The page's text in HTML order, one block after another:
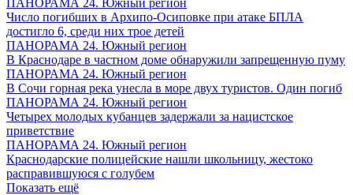
Число погибших в Архипо-Осиповке при атаке БПЛА
достигло 6, среди них трое детей
ПАНОРАМА 24. Южный регион
В Краснодаре в частном доме обнаружили запрещенную пуму
ПАНОРАМА 24. Южный регион
В Сочи горная река унесла в море двух туристов. Один погиб
ПАНОРАМА 24. Южный регион
Четырех молодых кубанцев задержали за нацистское
приветствие
ПАНОРАМА 24. Южный регион
Краснодарские полицейские нашли школьницу, жестоко
расправившуюся с голубем
Показать ещё